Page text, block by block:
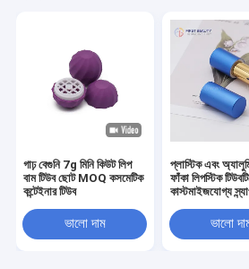
গাঢ় বেগুনি 7g মিনি কিউট লিপ
বাম টিউব ছোট MOQ কসমেটিক
কন্টেইনার টিউব
ভালো দাম
প্লাস্টিক এবং
ফাঁকা লিপস্টিক
কাস্টমাইজযোগ্য
ভালো